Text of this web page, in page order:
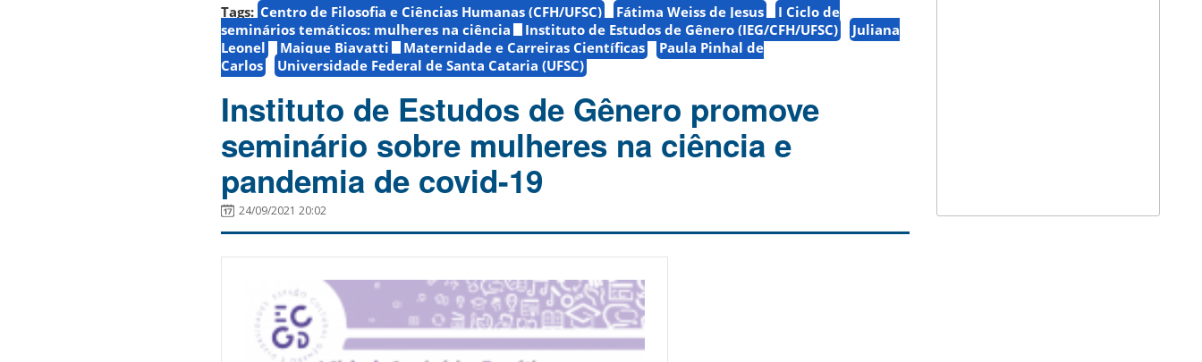
Tags: Centro de Filosofia e Ciências Humanas (CFH/UFSC) Fátima Weiss de Jesus
I Ciclo de
seminários temáticos: mulheres na ciência
Instituto de Estudos de Gênero (IEG/CFH/UFSC)
Juliana
Leonel
Maique Biavatti Maternidade e Carreiras Científicas
Paula Pinhal de
Carlos
Universidade Federal de Santa Cataria (UFSC)
Instituto de Estudos de Gênero promove
seminário sobre mulheres na ciência e
pandemia de covid-19
24/09/2021 20:02